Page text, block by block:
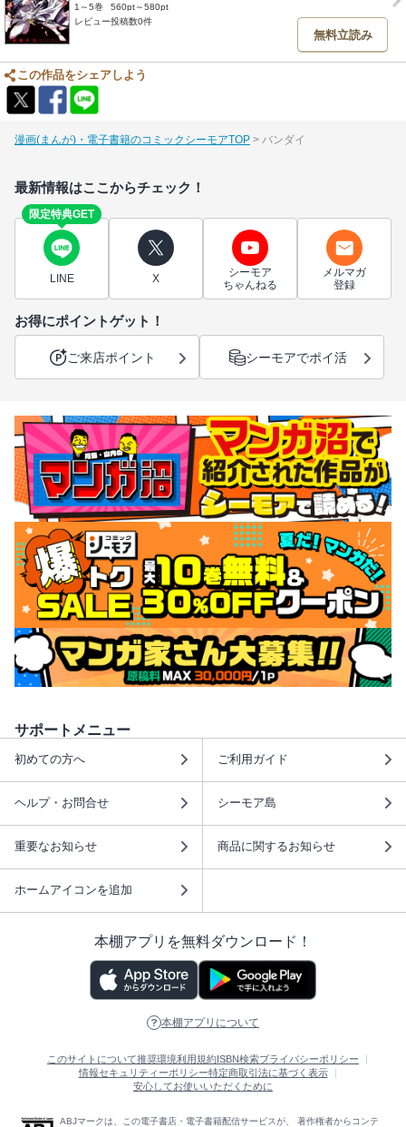
1～5巻
560pt～580pt
レビュー投稿数0件
無料立読み
この作品をシェアしよう
漫画(まんが)・電子書籍のコミックシーモアTOP バンダイ
最新情報はここからチェック！
限定特典GET
LINE X
シーモア
ちゃんねる
メルマガ
登録
お得にポイントゲット！
ご来店ポイント シーモアでポイ活
サポートメニュー
初めての方へ ご利用ガイド
ヘルプ・お問合せ シーモア島
重要なお知らせ 商品に関するお知らせ
ホームアイコンを追加
本棚アプリを無料ダウンロード！
本棚アプリについて
このサイトについて推奨環境利用規約 ISBN検索プライバシーポリシー
情報セキュリティーポリシー特定商取引法に基づく表示
安心してお使いいただくために
ABJマークは、この電子書店・電子書籍配信サービスが、 著作権者からコンテ